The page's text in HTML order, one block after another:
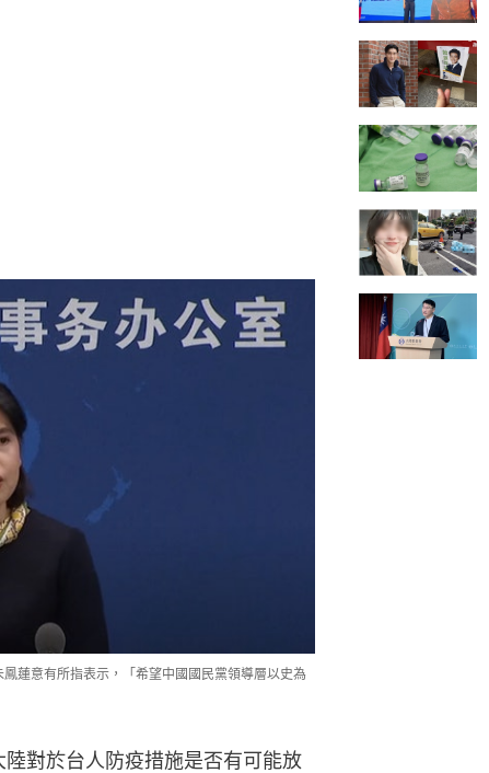
蓮意有所指表示，「希望中國國民黨領導層以史為
對於台人防疫措施是否有可能放